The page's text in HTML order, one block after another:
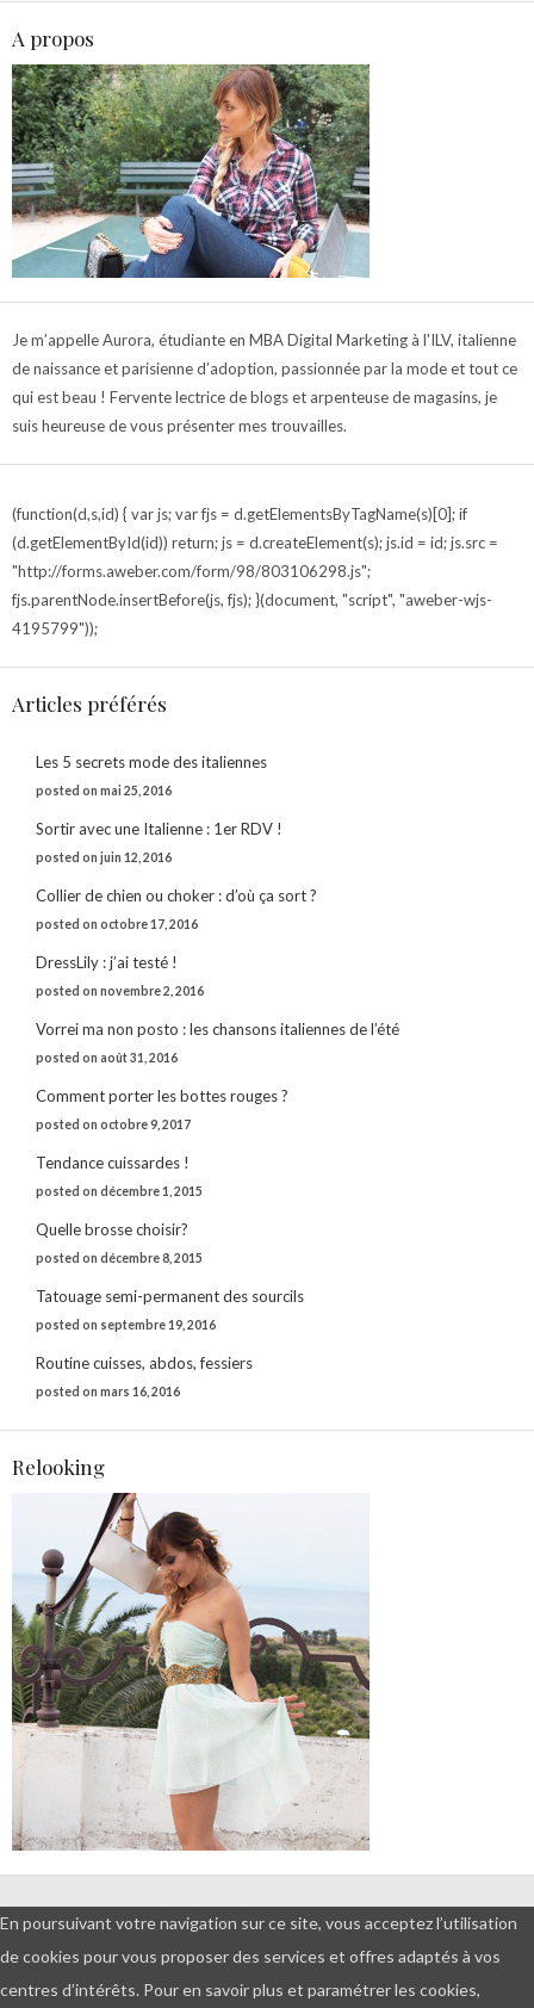
A propos
Je m’appelle Aurora, étudiante en MBA Digital Marketing à l'ILV, italienne
de naissance et parisienne d’adoption, passionnée par la mode et tout ce
qui est beau ! Fervente lectrice de blogs et arpenteuse de magasins, je
suis heureuse de vous présenter mes trouvailles.
(function(d,s,id) { var js; var fjs = d.getElementsByTagName(s)[0]; if
(d.getElementById(id)) return; js = d.createElement(s); js.id = id; js.src =
"http://forms.aweber.com/form/98/803106298.js";
fjs.parentNode.insertBefore(js, fjs); }(document, "script", "aweber-wjs-
4195799"));
Articles préférés
Les 5 secrets mode des italiennes
posted on mai 25, 2016
Sortir avec une Italienne : 1er RDV !
posted on juin 12, 2016
Collier de chien ou choker : d’où ça sort ?
posted on octobre 17, 2016
DressLily : j’ai testé !
posted on novembre 2, 2016
Vorrei ma non posto : les chansons italiennes de l’été
posted on août 31, 2016
Comment porter les bottes rouges ?
posted on octobre 9, 2017
Tendance cuissardes !
posted on décembre 1, 2015
Quelle brosse choisir?
posted on décembre 8, 2015
Tatouage semi-permanent des sourcils
posted on septembre 19, 2016
Routine cuisses, abdos, fessiers
posted on mars 16, 2016
Relooking
DEMANDES PROFESSIONNELLES
En poursuivant votre navigation sur ce site, vous acceptez l’utilisation
de cookies pour vous proposer des services et offres adaptés à vos
centres d’intérêts. Pour en savoir plus et paramétrer les cookies,